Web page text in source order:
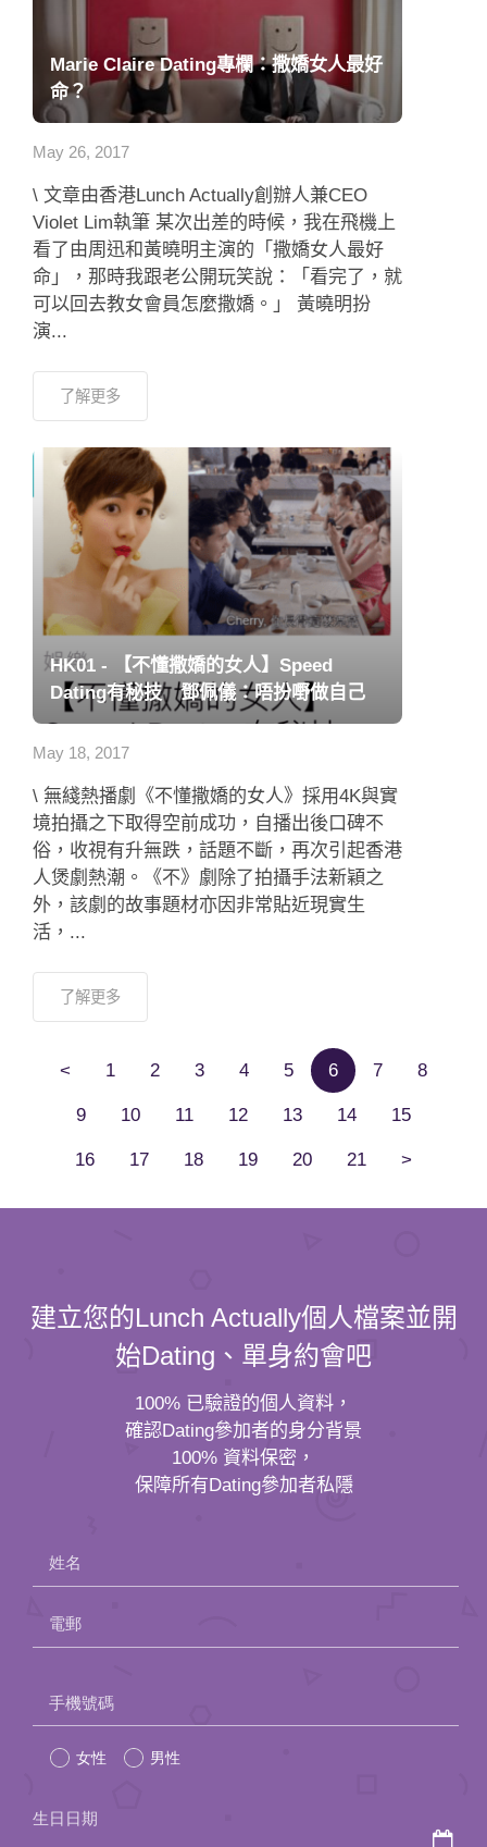
Marie Claire Dating專欄：撒嬌女人最好
命？
May 26, 2017
\ 文章由香港Lunch Actually創辦人兼CEO
Violet Lim執筆 某次出差的時候，我在飛機上
看了由周迅和黃曉明主演的「撒嬌女人最好
命」，那時我跟老公開玩笑說：「看完了，就
可以回去教女會員怎麼撒嬌。」 黃曉明扮
演...
了解更多
HK01 - 【不懂撒嬌的女人】Speed
Dating有秘技 鄧佩儀：唔扮嘢做自己
May 18, 2017
\ 無綫熱播劇《不懂撒嬌的女人》採用4K與實
境拍攝之下取得空前成功，自播出後口碑不
俗，收視有升無跌，話題不斷，再次引起香港
人煲劇熱潮。《不》劇除了拍攝手法新穎之
外，該劇的故事題材亦因非常貼近現實生
活，...
了解更多
< 1 2 3 4 5 6 7 8
9 10 11 12 13 14 15
16 17 18 19 20 21 >
建立您的Lunch Actually個人檔案並開
始Dating、單身約會吧
100% 已驗證的個人資料，
確認Dating參加者的身分背景
100% 資料保密，
保障所有Dating參加者私隱
姓名
電郵
leave
this
手機號碼
女性 男性
生日日期